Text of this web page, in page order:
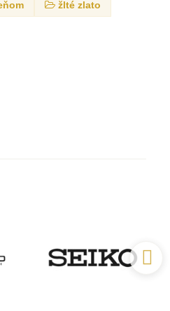
žlté zlato